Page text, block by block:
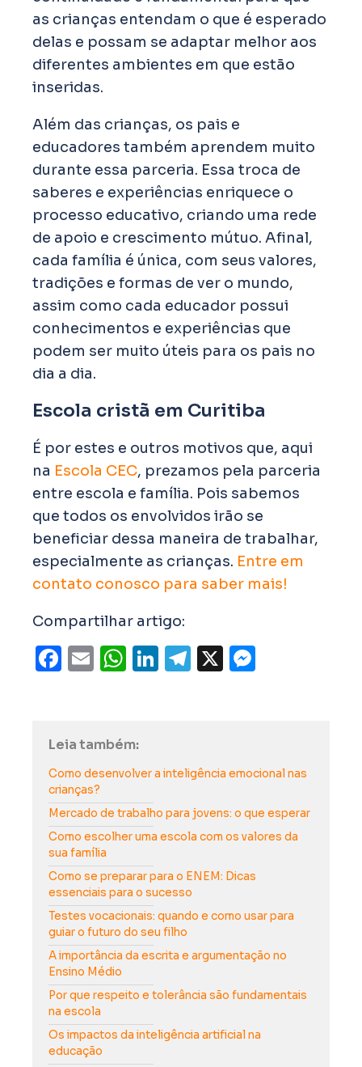
Leia também:
Como desenvolver a inteligência emocional nas
crianças?
Mercado de trabalho para jovens: o que esperar
Como escolher uma escola com os valores da
sua família
Como se preparar para o ENEM: Dicas
essenciais para o sucesso
Testes vocacionais: quando e como usar para
guiar o futuro do seu filho
A importância da escrita e argumentação no
Ensino Médio
Por que respeito e tolerância são fundamentais
na escola
Os impactos da inteligência artificial na
educação
as crianças entendam o que é esperado
delas e possam se adaptar melhor aos
diferentes ambientes em que estão
inseridas.
Além das crianças, os pais e
educadores também aprendem muito
durante essa parceria. Essa troca de
saberes e experiências enriquece o
processo educativo, criando uma rede
de apoio e crescimento mútuo. Afinal,
cada família é única, com seus valores,
tradições e formas de ver o mundo,
assim como cada educador possui
conhecimentos e experiências que
podem ser muito úteis para os pais no
dia a dia.
Escola cristã em Curitiba
É por estes e outros motivos que, aqui
na Escola CEC, prezamos pela parceria
entre escola e família. Pois sabemos
que todos os envolvidos irão se
beneficiar dessa maneira de trabalhar,
especialmente as crianças. Entre em
contato conosco para saber mais!
Compartilhar artigo:
Facebook
EmailWhatsApp
LinkedIn
Telegram
X